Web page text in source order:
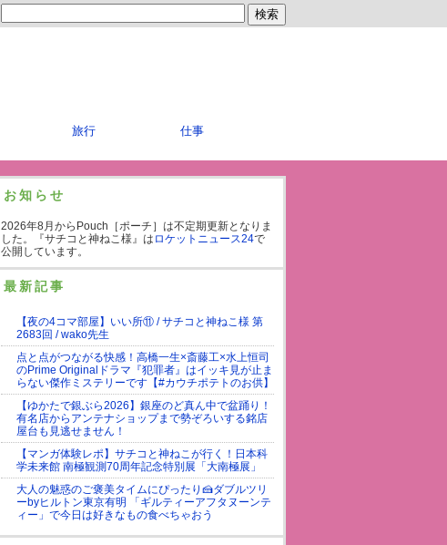
旅行 仕事
お知らせ
2026年8月からPouch［ポーチ］は不定期更新となりま
した。『サチコと神ねこ様』は ロケットニュース24で
公開しています。
最新記事
【夜の4コマ部屋】いい所⑪ / サチコと神ねこ様 第
2683回 / wako先生
点と点がつながる快感！高橋一生×斎藤工×水上恒司
のPrime Originalドラマ『犯罪者』はイッキ見が止ま
らない傑作ミステリーです【#カウチポテトのお供】
【ゆかたで銀ぶら2026】銀座のど真ん中で盆踊り！
有名店からアンテナショップまで勢ぞろいする銘店
屋台も見逃せません！
【マンガ体験レポ】サチコと神ねこが行く！日本科
学未来館 南極観測70周年記念特別展「大南極展」
大人の魅惑のご褒美タイムにぴったり🍰ダブルツリ
ーbyヒルトン東京有明 「ギルティーアフタヌーンテ
ィー」で今日は好きなもの食べちゃおう